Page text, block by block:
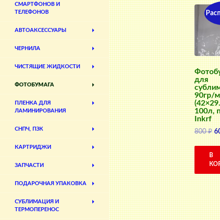
для
90гр/
100л,
Inkrf
800₽
В
СМАРТФОНОВ И
ТЕЛЕФОНОВ
АВТОАКСЕССУАРЫ
ЧЕРНИЛА
ЧИСТЯЩИЕ ЖИДКОСТИ
ФОТОБУМАГА
ПЛЕНКА ДЛЯ
ЛАМИНИРОВАНИЯ
СНПЧ, ПЗК
КАРТРИДЖИ
ЗАПЧАСТИ
ПОДАРОЧНАЯ УПАКОВКА
СУБЛИМАЦИЯ И
ТЕРМОПЕРЕНОС